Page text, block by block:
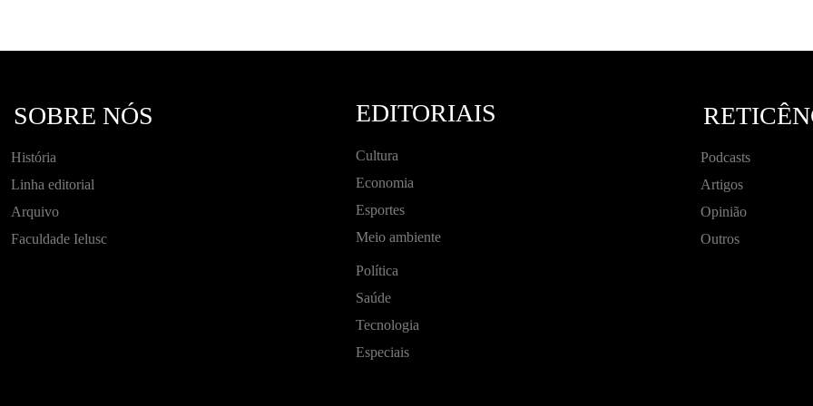
SOBRE NÓS
História
Linha editorial
Arquivo
Faculdade Ielusc
EDITORIAIS
Cultura
Economia
Esportes
Meio ambiente
Política
Saúde
Tecnologia
Especiais
Podcasts
Artigos
Opinião
Outros